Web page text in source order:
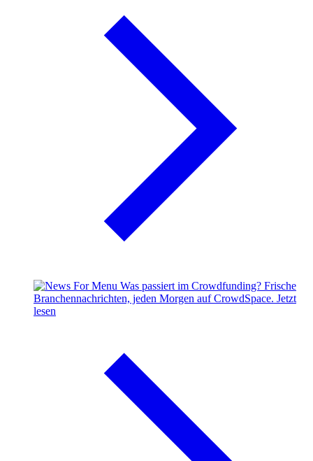
Was passiert im Crowdfunding? Frische
Branchennachrichten, jeden Morgen auf CrowdSpace. Jetzt
lesen